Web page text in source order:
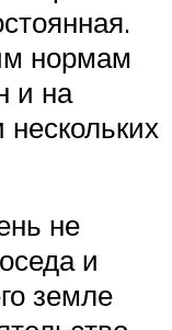
нормам
и на
не
и
земле